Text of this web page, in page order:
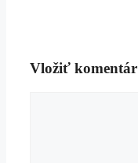
Vložiť komentár